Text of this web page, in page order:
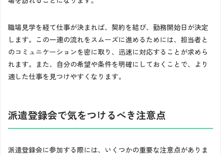
職場見学を経て仕事が決まれば、契約を結び、勤務開始日が決定
します。この一連の流れをスムーズに進めるためには、担当者と
のコミュニケーションを密に取り、迅速に対応することが求めら
れます。また、自分の希望や条件を明確にしておくことで、より
適した仕事を見つけやすくなります。
派遣登録会で気をつけるべき注意点
派遣登録会に参加する際には、いくつかの重要な注意点がありま